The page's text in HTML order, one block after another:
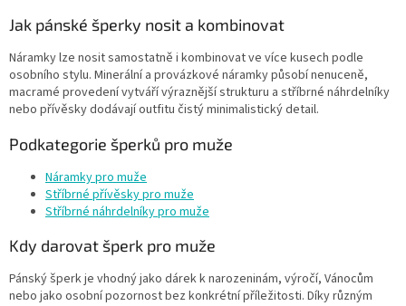
Jak pánské šperky nosit a kombinovat
Náramky lze nosit samostatně i kombinovat ve více kusech podle
osobního stylu. Minerální a provázkové náramky působí nenuceně,
macramé provedení vytváří výraznější strukturu a stříbrné náhrdelníky
nebo přívěsky dodávají outfitu čistý minimalistický detail.
Podkategorie šperků pro muže
Náramky pro muže
Stříbrné přívěsky pro muže
Stříbrné náhrdelníky pro muže
Kdy darovat šperk pro muže
Pánský šperk je vhodný jako dárek k narozeninám, výročí, Vánocům
nebo jako osobní pozornost bez konkrétní příležitosti. Díky různým